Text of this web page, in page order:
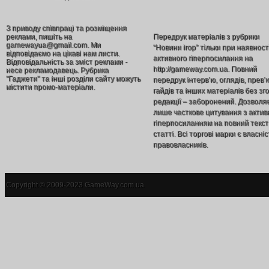
З приводу співпраці та розміщення
реклами, пишіть на
gamewayua@gmail.com. Ми
відповідаємо на цікаві нам листи.
Відповідальність за зміст реклами -
несе рекламодавець. Рубрика
"Гаджети" та інші розділи сайту можуть
містити промо-матеріали.
Передрук матеріалів з рубрики
“Новини ігор” тільки при
активного гіперпосилання на
http://gameway.com.ua. Повний
передрук інтерв’ю, оглядів,
гайдів та інших матеріалів без
редакції – заборонений.
лише часткове цитування з
гіперпосиланням на повний текст
статті. Всі торгові марки є
правовласників.
Copyright © 2009-2023 GameWay.com.ua